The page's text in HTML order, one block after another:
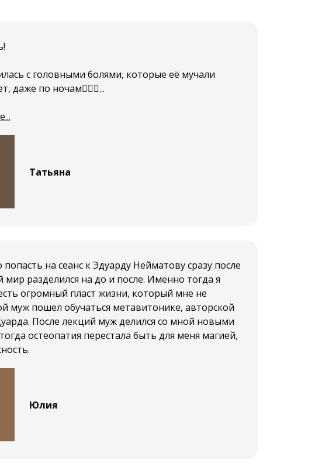
с головными болями, которые её мучали
даже по ночам🤦🏻‍♀️...
Татьяна
на сеанс к Эдуарду Нейматову сразу после
разделился на до и после. Именно тогда я
огромный пласт жизни, который мне не
муж пошел обучаться метавитонике, авторской
После лекций муж делился со мной новыми
остеопатия перестала быть для меня магией,
Юлия